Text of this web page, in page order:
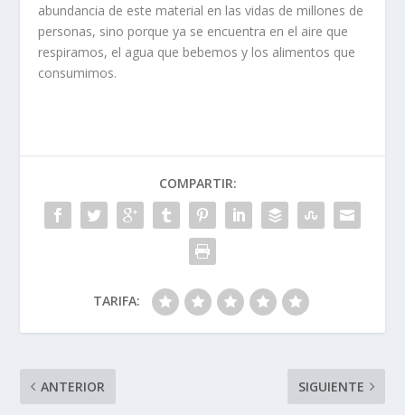
abundancia de este material en las vidas de millones de
personas, sino porque ya se encuentra en el aire que
respiramos, el agua que bebemos y los alimentos que
consumimos.
COMPARTIR:
TARIFA:
ANTERIOR SIGUIENTE